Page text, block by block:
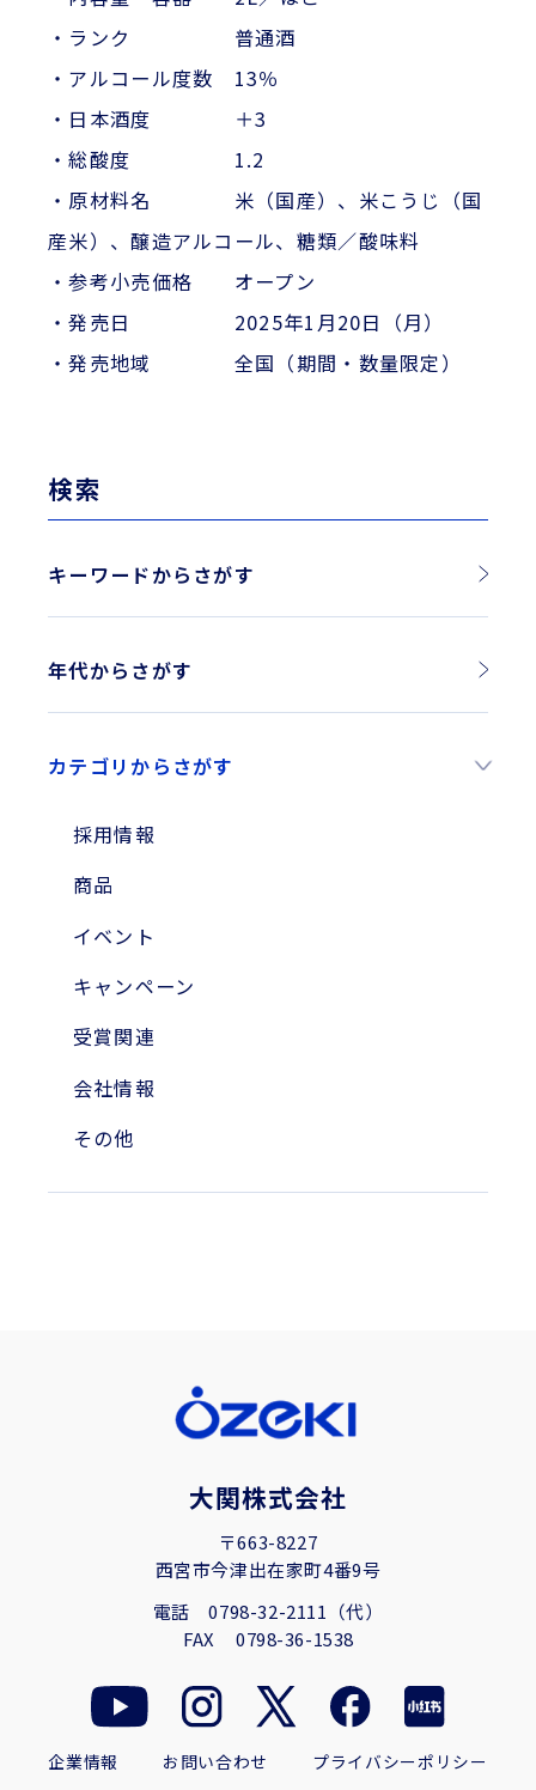
検索
キーワードからさがす
年代からさがす
2025年
2024年
2023年
2010年
2004年
カテゴリからさがす
採用情報
商品
イベント
キャンペーン
受賞関連
会社情報
その他
・ランク 普通酒
・アルコール度数 13％
・日本酒度 ＋3
・総酸度 1.2
・原材料名 米（国産）、米こうじ（国
産米）、醸造アルコール、糖類／酸味料
・参考小売価格 オープン
・発売日 2025年1月20日（月）
・発売地域 全国（期間・数量限定）
大関株式会社
〒663-8227
西宮市今津出在家町4番9号
電話0798-32-2111（代）
FAX 0798-36-1538
企業情報 お問い合わせ プライバシーポリシー